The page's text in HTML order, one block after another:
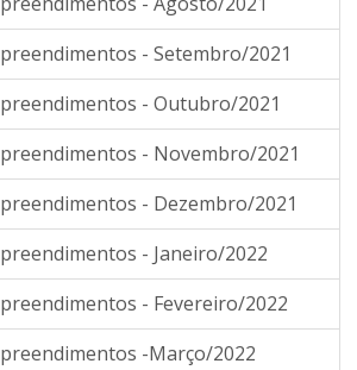
- Setembro/2021
- Outubro/2021
- Novembro/2021
- Dezembro/2021
- Janeiro/2022
- Fevereiro/2022
-Março/2022